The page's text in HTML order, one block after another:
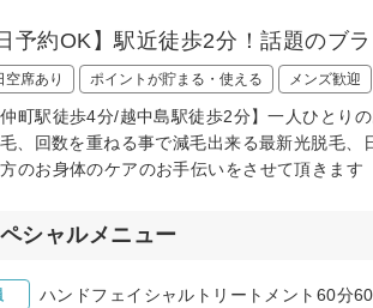
日予約OK】駅近徒歩2分！話題のブ
席あり ポイントが貯まる・使える メンズ歓迎
仲町駅徒歩4分/越中島駅徒歩2分】一人ひとり
、回数を重ねる事で減毛出来る最新光脱毛
のお身体のケアのお手伝いをさせて頂きます
シャルメニュー
ハンドフェイシャルトリートメント60分